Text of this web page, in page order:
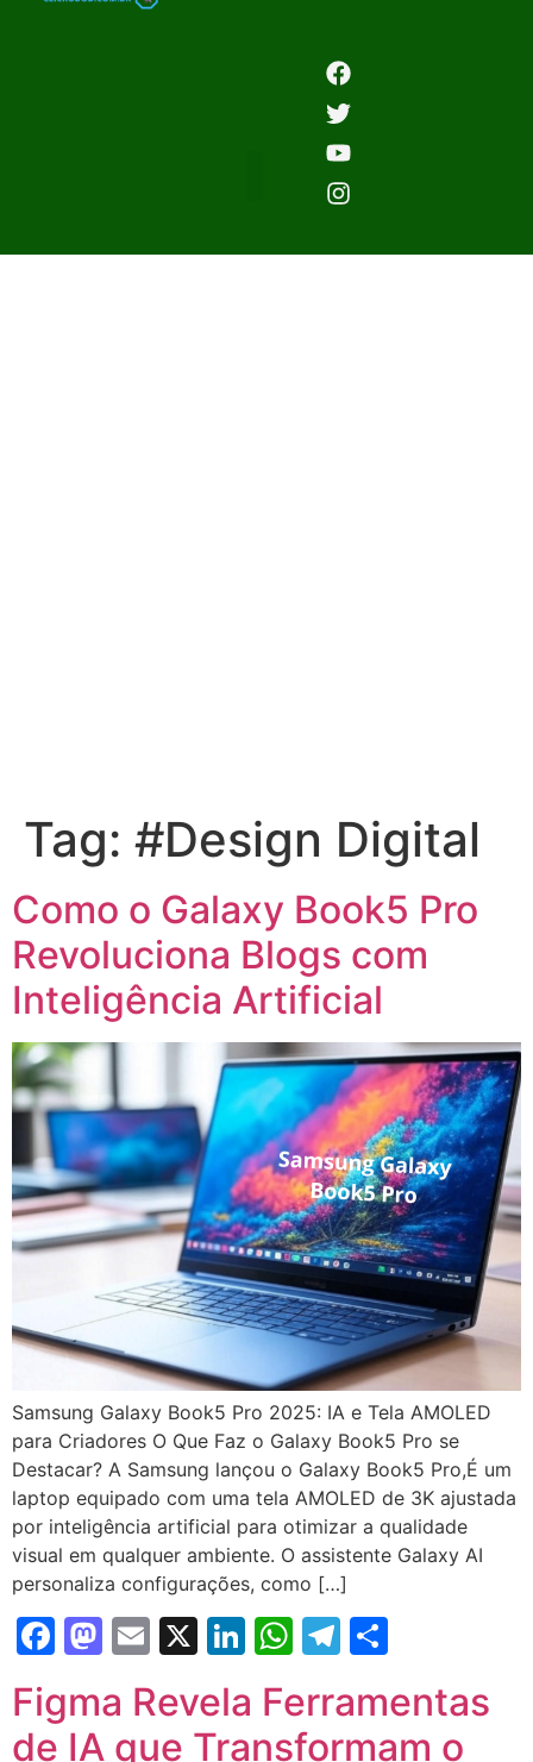
Tag: #Design Digital
Como o Galaxy Book5 Pro
Revoluciona Blogs com
Inteligência Artificial
Samsung Galaxy Book5 Pro 2025: IA e Tela AMOLED
para Criadores O Que Faz o Galaxy Book5 Pro se
Destacar? A Samsung lançou o Galaxy Book5 Pro,É um
laptop equipado com uma tela AMOLED de 3K ajustada
por inteligência artificial para otimizar a qualidade
visual em qualquer ambiente. O assistente Galaxy AI
personaliza configurações, como […]
Facebook
Mastodon
Email
X LinkedIn
WhatsApp
Telegram
Figma Revela Ferramentas
de IA que Transformam o